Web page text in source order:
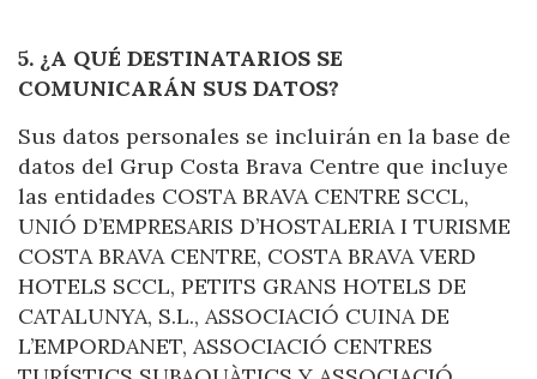
Manage my booking
5. ¿A QUÉ DESTINATARIOS SE
COMUNICARÁN SUS DATOS?
Sus datos personales se incluirán en la base de
datos del Grup Costa Brava Centre que incluye
las entidades COSTA BRAVA CENTRE SCCL,
UNIÓ D’EMPRESARIS D’HOSTALERIA I TURISME
COSTA BRAVA CENTRE, COSTA BRAVA VERD
HOTELS SCCL, PETITS GRANS HOTELS DE
CATALUNYA, S.L., ASSOCIACIÓ CUINA DE
L’EMPORDANET, ASSOCIACIÓ CENTRES